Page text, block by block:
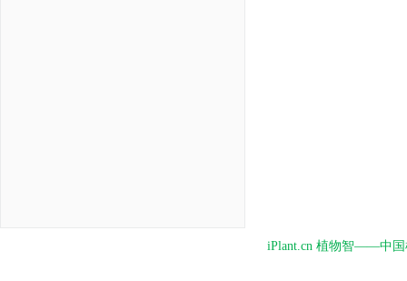
iPlant.cn 植物智——中国